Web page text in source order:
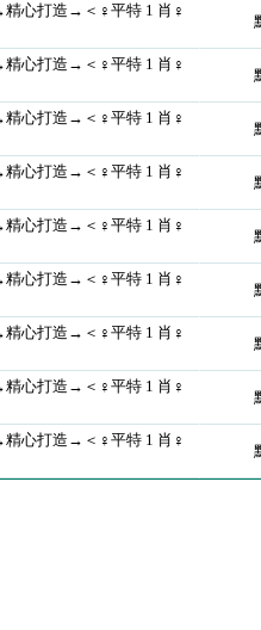
精心打造→＜♀平特 1 肖♀
精心打造→＜♀平特 1 肖♀
精心打造→＜♀平特 1 肖♀
精心打造→＜♀平特 1 肖♀
精心打造→＜♀平特 1 肖♀
精心打造→＜♀平特 1 肖♀
精心打造→＜♀平特 1 肖♀
精心打造→＜♀平特 1 肖♀
精心打造→＜♀平特 1 肖♀